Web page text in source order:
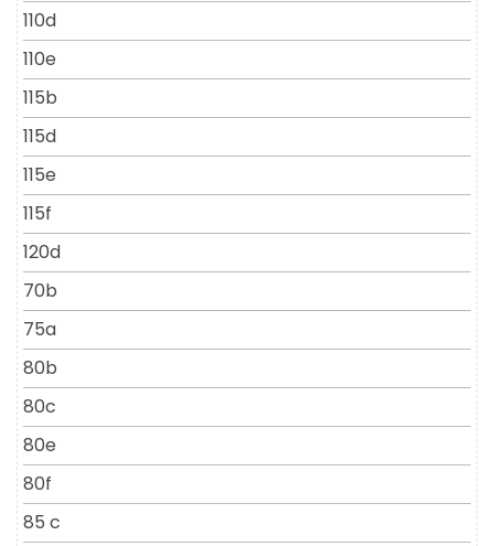
110d
110e
115b
115d
115e
115f
120d
70b
75a
80b
80c
80e
80f
85 c